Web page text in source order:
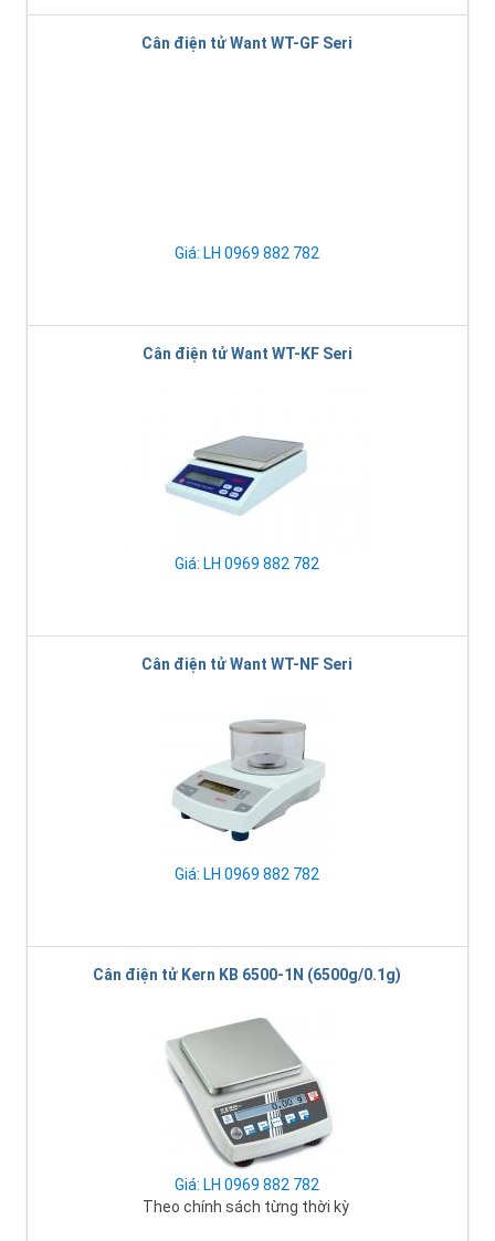
Cân điện tử Want WT-GF Seri
Giá: LH 0969 882 782
Cân điện tử Want WT-KF Seri
Giá: LH 0969 882 782
Cân điện tử Want WT-NF Seri
Giá: LH 0969 882 782
Cân điện tử Kern KB 6500-1N (6500g/0.1g)
Giá: LH 0969 882 782
Theo chính sách từng thời kỳ